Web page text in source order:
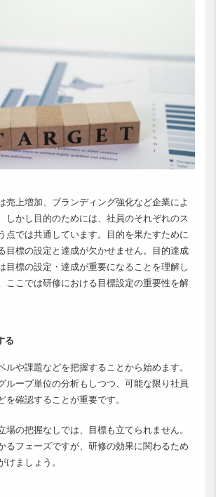
売上増加、ブランディング強化など企業によ
しかし目的のためには、社員のそれぞれのス
点では共通しています。目的を果たすために
目標の設定と達成が欠かせません。目的達成
目標の設定・達成が重要になることを理解し
ここでは研修における目標設定の重要性を解
る
ルや課題などを把握することから始めます。
ループ単位の分析もしつつ、可能な限り社員
を確認することが重要です。
場の把握なしでは、目標も立てられません。
るフェーズですが、研修の効果に関わるため
ましょう。